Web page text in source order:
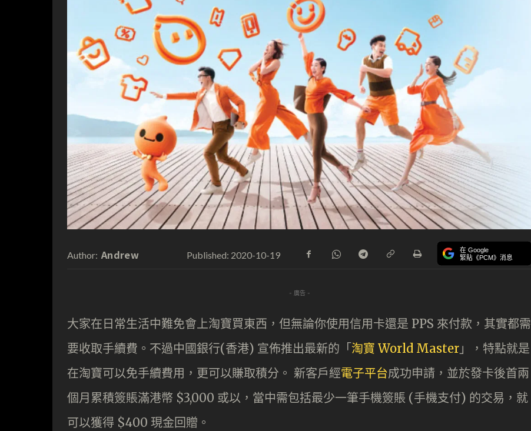
Author: Andrew Published: 2020-10-19 在 Google
緊貼《PCM》消息
- 廣告 -
大家在日常生活中難免會上淘寶買東西，但無論你使用信用卡還是 PPS 來付款，其實都需
要收取手續費。不過中國銀行(香港) 宣佈推出最新的「淘寶 World Master 」，特點就是
在淘寶可以免手續費用，更可以賺取積分。 新客戶經電子平台成功申請，並於發卡後首兩
個月累積簽賬滿港幣 $3,000 或以，當中需包括最少一筆手機簽賬 (手機支付) 的交易，就
可以獲得 $400 現金回贈。